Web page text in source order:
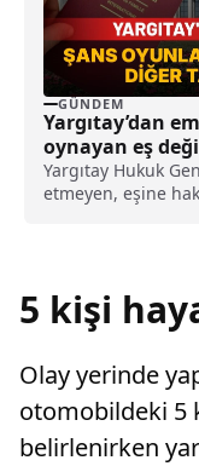
GÜNDEM
Yargıtay’dan
oynayan eş
kusurlu sayıldı
Yargıtay Hukuk
etmeyen, eşine
5 kişi
Olay yerinde
otomobildeki 5
belirlenirken